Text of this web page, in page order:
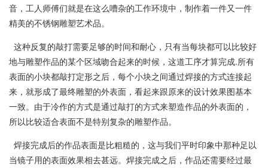
音，工人师傅们就是在这么嘈杂的工作环境中，制作着一件又一件
精美的不锈钢雕塑艺术品。
这种反复的敲打需要足够的时间和耐心，只有当每块都可以比较好
地与雕塑作品的某个区域吻合起来的时候，这道工序才算完成.所有
表面的小块都敲打定形之后，每个小块之间通过焊接的方式连接起
来，就形成了最终雕塑的外表面，看起来跟原来的设计效果图基本
一致。由于冷作的方式是通过敲打的方式来塑造作品的外表面的，
所以比较适合表面不是特别复杂的雕塑作品。
焊接完成后的作品表面是比粗糙的，这与我们平时印象中那种足以
当镜子用的表面效果相去甚远。焊接完成之后，作品还需要经过最